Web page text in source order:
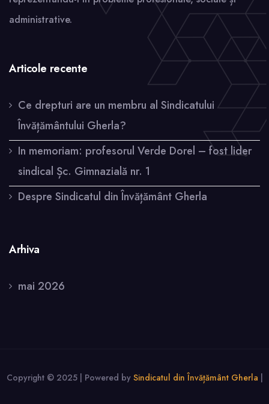
administrative.
Articole recente
Ce drepturi are un membru al Sindicatului
Învățământului Gherla?
In memoriam: profesorul Verde Dorel – fost lider
sindical Șc. Gimnazială nr. 1
Despre Sindicatul din Învățământ Gherla
Arhiva
mai 2026
Copyright © 2025 | Powered by Sindicatul din Învățământ Gherla